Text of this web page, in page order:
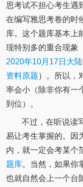
思考试不担心考生遇
在编写雅思考卷的时
库。这个题库基本上
现特别多的重合现象
2020年10月17日大
资料原题）。所以，
率会小（除非你有一
到位）。
不过，在听说读
易让考生掌握的。因
内，就一定会考某个
题库。当然，如果你
也就自然会上一个台